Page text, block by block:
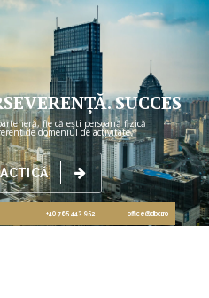
SUCCES
fie că ești persoană fizică
de domeniul de activitate.
office@dbcr.ro
+40 765 443 952